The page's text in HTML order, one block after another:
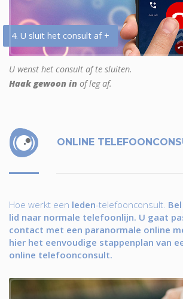
4. U sluit het consult af +
U wenst het consult af te sluiten.
Haak gewoon in of leg af.
ONLINE
Hoe werkt een leden-telefoonconsult.
lid naar normale telefoonlijn. U gaat
contact met een paranormale online
hier het eenvoudige stappenplan van
online telefoonconsult.